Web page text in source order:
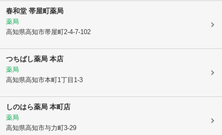
春和堂 帯屋町薬局
薬局
高知県高知市帯屋町2-4-7-102
つちばし薬局 本店
薬局
高知県高知市本町1丁目1-3
しのはら薬局 本町店
薬局
高知県高知市与力町3-29